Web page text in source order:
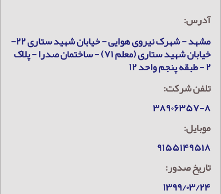
آدرس:
مشهد - شهرک نیروی هوایی - خیابان شهید ستاری ۲۲-
خیابان شهید ستاری (معلم ۷۱) - ساختمان صدرا - پلاک
۲ - طبقه پنجم واحد ۱۲
تلفن شرکت:
۳۸۹۰۶۳۵۷-۸
موبایل:
۹۱۵۵۱۴۹۵۱۸
تاریخ صدور:
۱۳۹۹/۰۳/۲۴